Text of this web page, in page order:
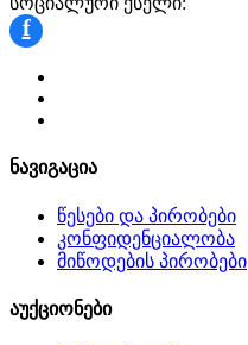
f
ნავიგაცია
წესები და პირობები
კონფიდენციალობა
მიწოდების პირობები
აუქციონები